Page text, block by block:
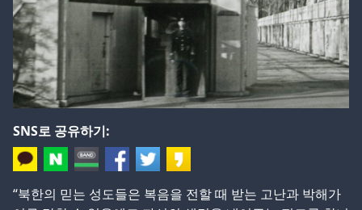
SNS로 공유하기:
“북한의 믿는 성도들은 복음을 전할 때 받는 고난과 박해가